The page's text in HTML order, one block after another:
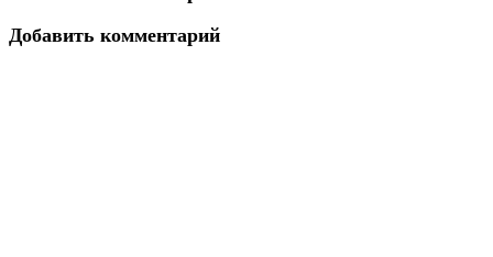
Добавить комментарий